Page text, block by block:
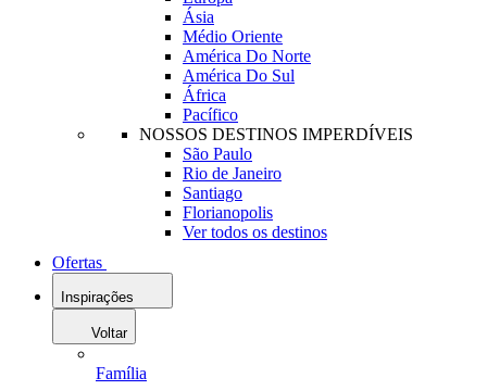
Ásia
Médio Oriente
América Do Norte
América Do Sul
África
Pacífico
NOSSOS DESTINOS IMPERDÍVEIS
São Paulo
Rio de Janeiro
Santiago
Florianopolis
Ver todos os destinos
Ofertas
Inspirações
Voltar
Família